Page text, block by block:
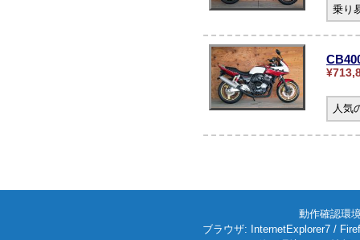
乗り
人気
動作確認環
ブラウザ: InternetExplorer7 /